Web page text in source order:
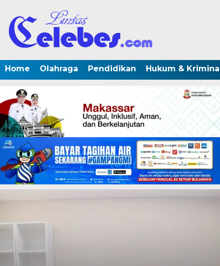
Home Olahraga Pendidikan Hukum &